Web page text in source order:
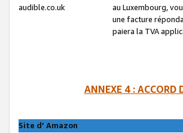
audible.co.uk
au Luxembourg,
une facture
paiera la TVA
ANNEXE 4 : ACCORD
Site d’ Amazon